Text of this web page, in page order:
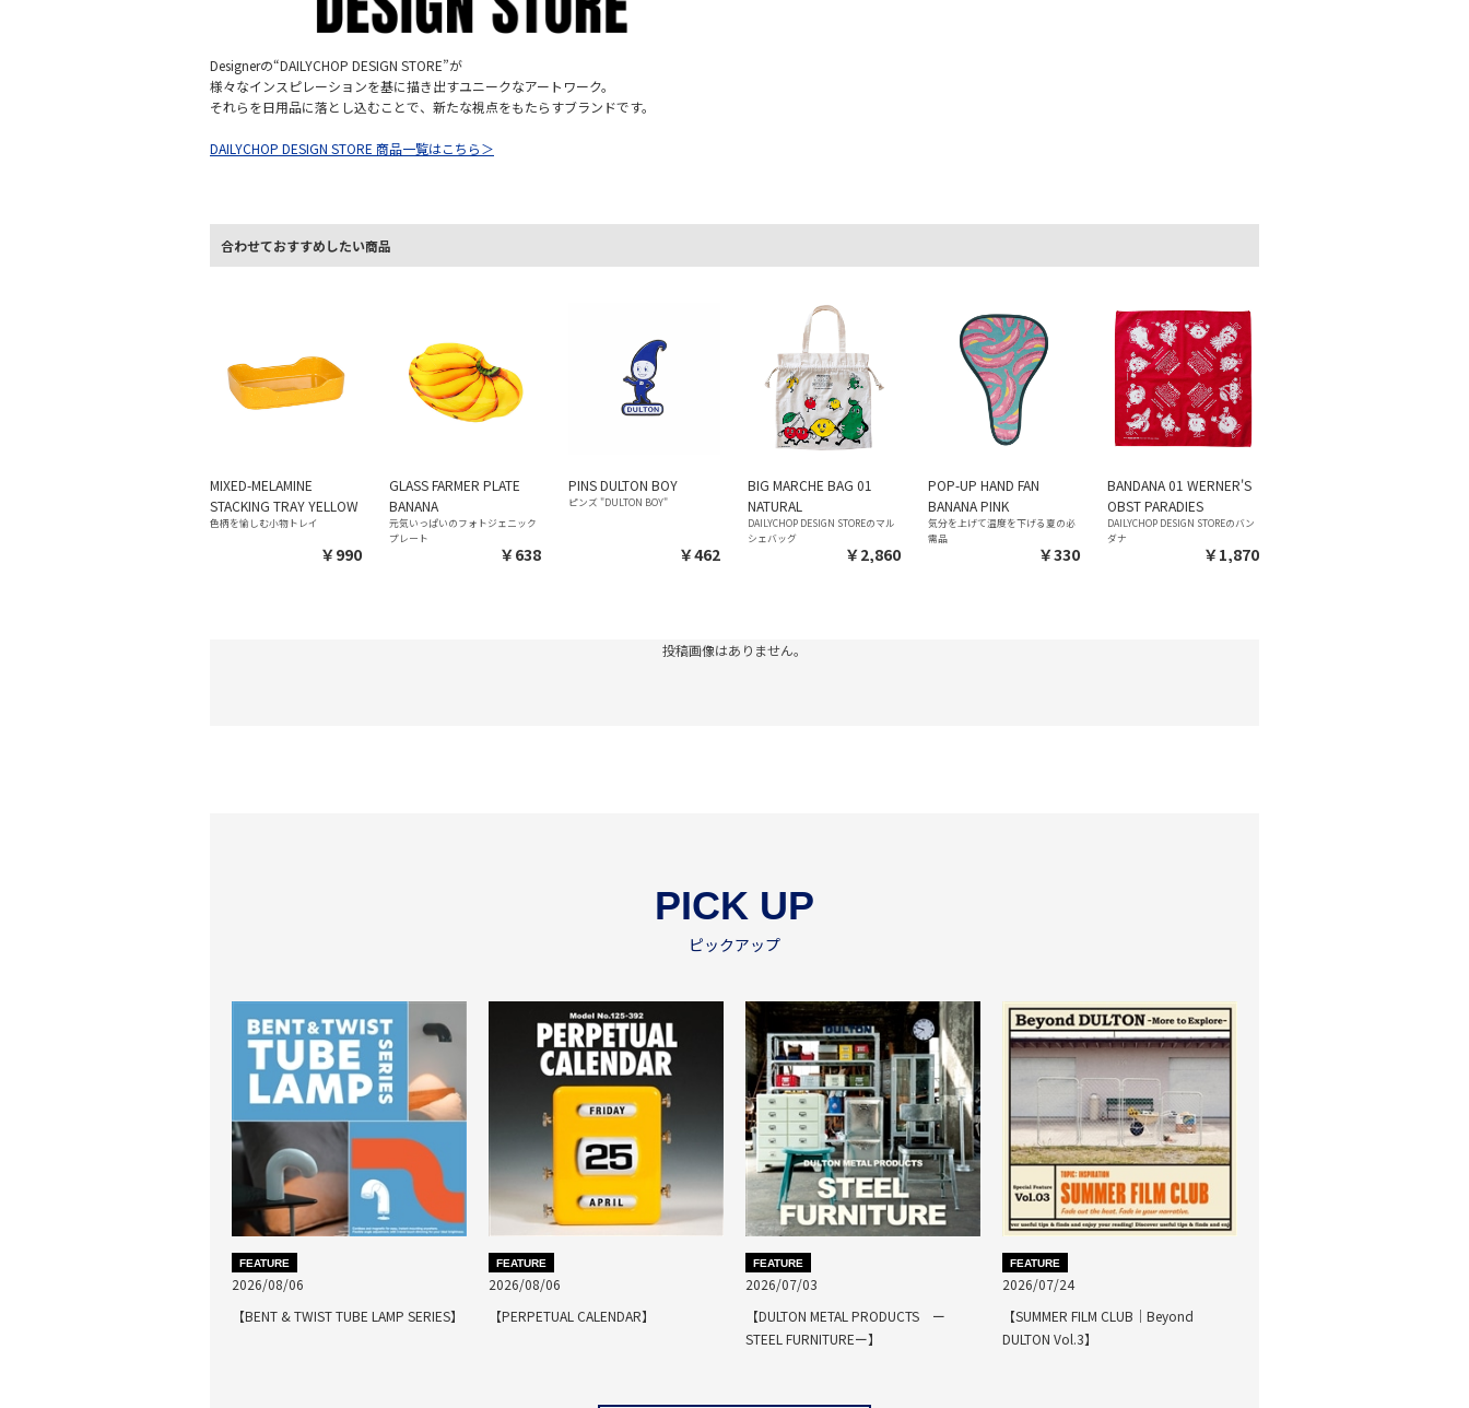
Designerの“DAILYCHOP DESIGN STORE”が
様々なインスピレーションを基に描き出すユニークなアートワーク。
それらを日用品に落とし込むことで、新たな視点をもたらすブランドです。
DAILYCHOP DESIGN STORE 商品一覧はこちら＞
合わせておすすめしたい商品
MIXED-MELAMINE
STACKING TRAY YELLOW
色柄を愉しむ小物トレイ
￥990
GLASS FARMER PLATE
BANANA
元気いっぱいのフォトジェニック
プレート
￥638
PINS DULTON BOY
ピンズ "DULTON BOY"
￥462
BIG MARCHE BAG 01
NATURAL
DAILYCHOP DESIGN STOREのマル
シェバッグ
￥2,860
POP-UP HAND FAN
BANANA PINK
気分を上げて温度を下げる夏の必
需品
￥330
BANDANA 01 WERNER'S
OBST PARADIES
DAILYCHOP DESIGN STOREのバン
ダナ
￥1,870
投稿画像はありません。
PICK UP
ピックアップ
FEATURE
2026/08/06
【BENT & TWIST TUBE LAMP SERIES】
FEATURE
2026/08/06
【PERPETUAL CALENDAR】
FEATURE
2026/07/03
【DULTON METAL PRODUCTS ー
STEEL FURNITUREー】
FEATURE
2026/07/24
【SUMMER FILM CLUB｜Beyond
DULTON Vol.3】